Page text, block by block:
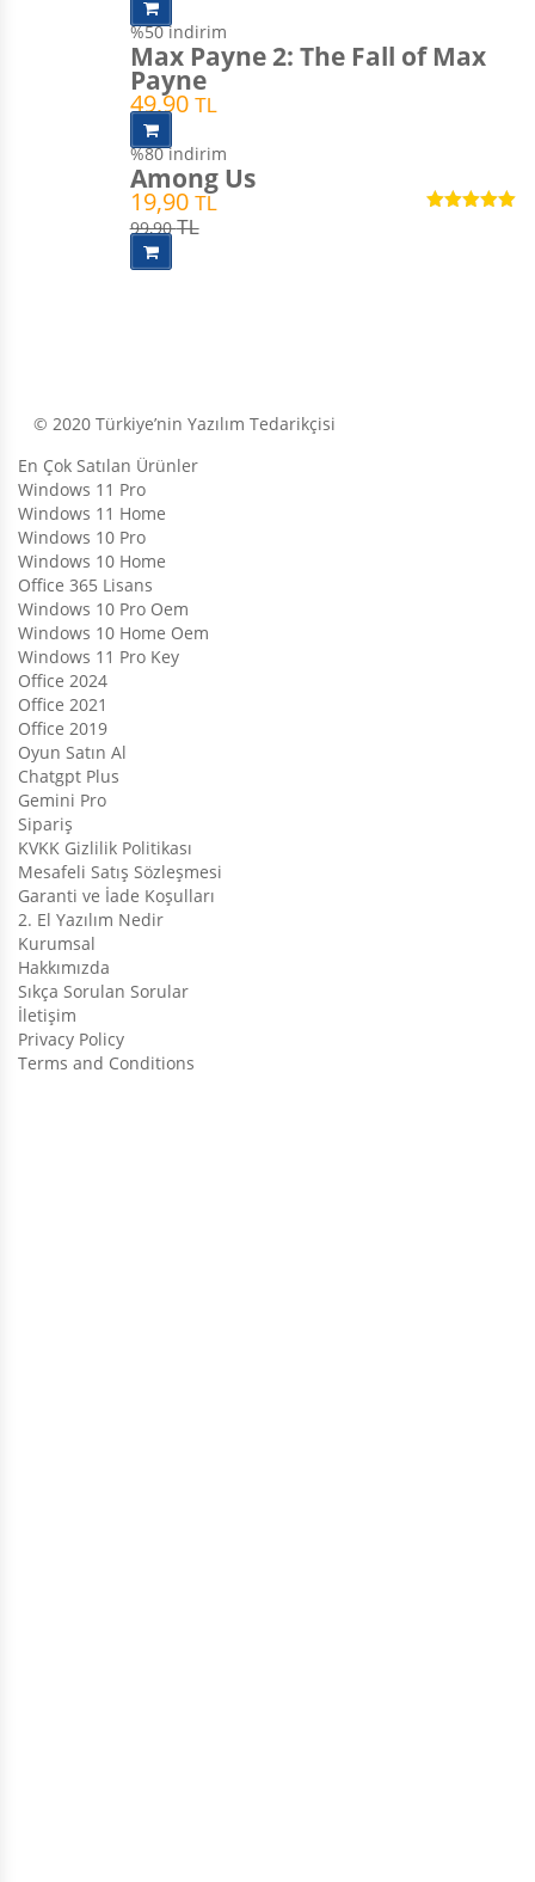
%50indirim
Max Payne 2: The Fall of Max
Payne
49,90 TL
%80indirim
Among Us
19,90 TL
99,90TL
© 2020 Türkiye’nin Yazılım Tedarikçisi
En Çok Satılan Ürünler
Windows 11 Pro
Windows 11 Home
Windows 10 Pro
Windows 10 Home
Office 365 Lisans
Windows 10 Pro Oem
Windows 10 Home Oem
Windows 11 Pro Key
Office 2024
Office 2021
Office 2019
Oyun Satın Al
Chatgpt Plus
Gemini Pro
Sipariş
KVKK Gizlilik Politikası
Mesafeli Satış Sözleşmesi
Garanti ve İade Koşulları
2. El Yazılım Nedir
Kurumsal
Hakkımızda
Sıkça Sorulan Sorular
İletişim
Privacy Policy
Terms and Conditions